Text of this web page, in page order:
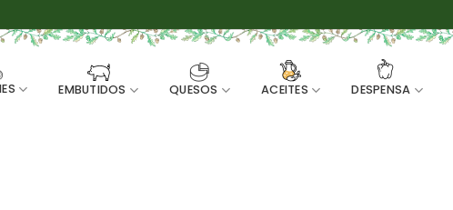
EMBUTIDOS QUESOS ACEITES DESPENSA